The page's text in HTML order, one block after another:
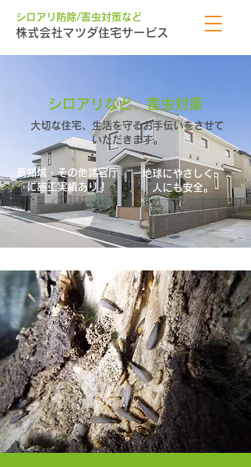
​シロアリ防除/害虫対策など
株式会社マツダ住宅サービス
088-843-
3549
シロアリなど、害虫対策
大切な住宅、生活を守るお手伝いをさせて
いただきます。
高知城・その他諸官庁
に施工実績あり！
地球にやさしく、
人にも安全。